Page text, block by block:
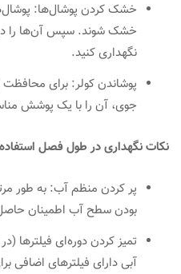
خشک کردن پوشال‌ها:
خشک شوند. سپس آن‌ها را
نگهداری کنید.
پوشاندن کولر: برای محافظت
جوی، آن را با یک پوشش
نکات نگهداری در طول فصل
پر کردن منظم آب: به طور
بودن سطح آب اطمینان
تمیز کردن دوره‌ای فیلترها
آبی دارای فیلترهای اضافی